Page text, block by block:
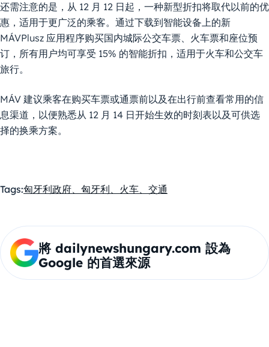
还需注意的是，从 12 月 12 日起，一种新型折扣将取代以前的优
惠，适用于更广泛的乘客。通过下载到智能设备上的新
MÁVPlusz 应用程序购买国内城际公交车票、火车票和座位预
订，所有用户均可享受 15% 的智能折扣，适用于火车和公交车
旅行。
MÁV 建议乘客在购买车票或通票前以及在出行前查看常用的信
息渠道，以便熟悉从 12 月 14 日开始生效的时刻表以及可供选
择的换乘方案。
Tags:匈牙利政府、匈牙利、火车、交通
將 dailynewshungary.com 設為
Google 的首選來源